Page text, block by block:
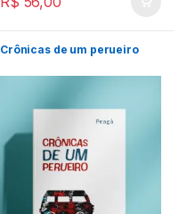
Crônicas de um perueiro